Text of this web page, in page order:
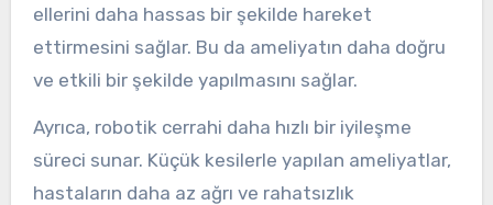
ellerini daha hassas bir şekilde hareket
ettirmesini sağlar. Bu da ameliyatın daha doğru
ve etkili bir şekilde yapılmasını sağlar.
Ayrıca, robotik cerrahi daha hızlı bir iyileşme
süreci sunar. Küçük kesilerle yapılan ameliyatlar,
hastaların daha az ağrı ve rahatsızlık